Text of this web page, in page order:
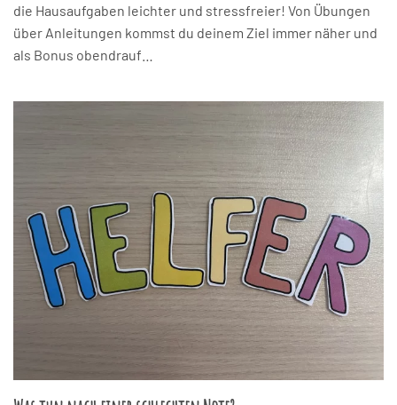
die Hausaufgaben leichter und stressfreier! Von Übungen
über Anleitungen kommst du deinem Ziel immer näher und
als Bonus obendrauf…